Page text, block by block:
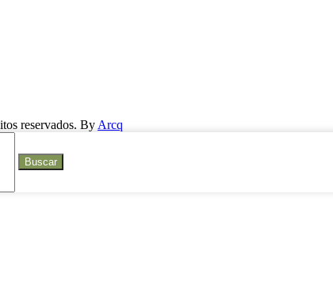
reservados. By Arcq
Buscar